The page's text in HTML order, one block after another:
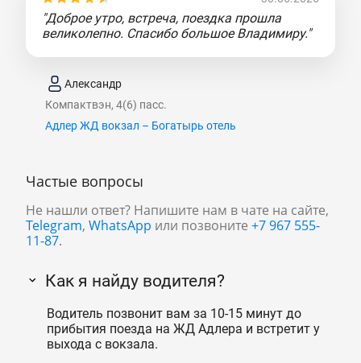
"Доброе утро, встреча, поездка прошла
великолепно. Спасибо большое Владимиру."
Александр
Компактвэн, 4(6) пасс.
Адлер ЖД вокзал – Богатырь отель
Частые вопросы
Не нашли ответ? Напишите нам в чате на сайте,
Telegram, WhatsApp или позвоните +7 967 555-
11-87.
Как я найду водителя?
Водитель позвонит вам за 10-15 минут до
прибытия поезда на ЖД Адлера и встретит у
выхода с вокзала.